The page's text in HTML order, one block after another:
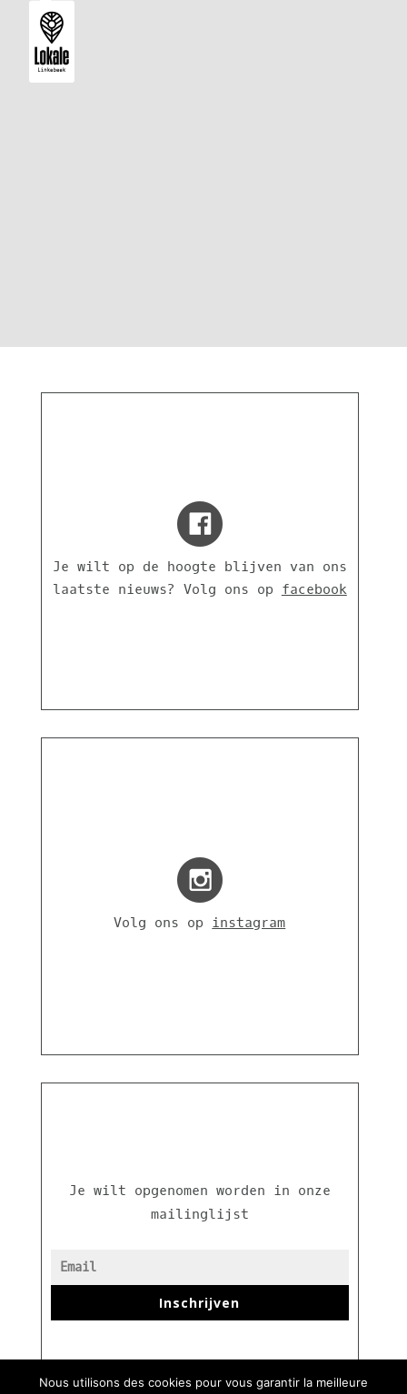
Je wilt op de hoogte blijven van ons
laatste nieuws? Volg ons op facebook
Volg ons op instagram
Je wilt opgenomen worden in onze
mailinglijst
Inschrijven
Nous utilisons des cookies pour vous garantir la meilleure